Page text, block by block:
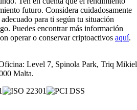
futuro. Considera cuidadosamente
para ti según tu situación
Puedes encontrar más información
operar o conservar criptoactivos aquí.
Level 7, Spinola Park, Triq Mikiel
Malta.